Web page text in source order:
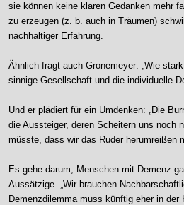
sie können keine klaren Gedanken mehr
zu erzeugen (z. b. auch in Träumen)
nachhaltiger Erfahrung.
Ähnlich fragt auch Gronemeyer: „Wie
sinnige Gesellschaft und die individuelle
Und er plädiert für ein Umdenken: „Die
die Aussteiger, deren Scheitern uns noch
müsste, dass wir das Ruder herumreißen
Es gehe darum, Menschen mit Demenz
Aussätzige. „Wir brauchen
Demenzdilemma muss künftig eher in